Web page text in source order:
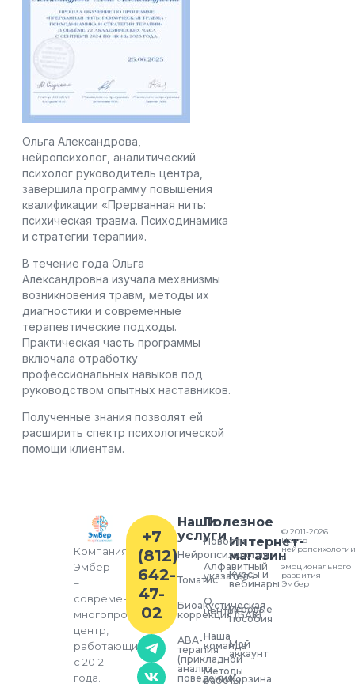
Ольга Александрова,
нейропсихолог, аналитический
психолог руководитель центра,
завершила программу повышения
квалификации «Прерванная нить:
психическая травма. Психодинамика
и стратегии терапии».
В течение года Ольга
Александровна изучала механизмы
возникновения травм, методы их
диагностики и современные
терапевтические подходы.
Практическая часть программы
включала отработку
профессиональных навыков под
руководством опытных наставников.
Полученные знания позволят ей
расширить спектр психологической
помощи клиентам.
Компания
Эмбер
–
современный
многопрофильный
центр,
работающий
с 2012
года.
Наши
услуги
Нейропсихология
Томатис
Биоакустическая
коррекция (БАК)
АВА-
терапия
(прикладной
анализ
поведения)
Интернет-
магазин
Курсы и
вебинары
Игровые
пособия
Мой
аккаунт
Корзина
Полезное
Новости
Алфавитный
указатель
О
центре
Наша
команда
Методы
работы
+7
(812)
642-
47-
02
© 2011-2026
Центр
нейропсихологии
и
эмоционального
развития
Эмбер